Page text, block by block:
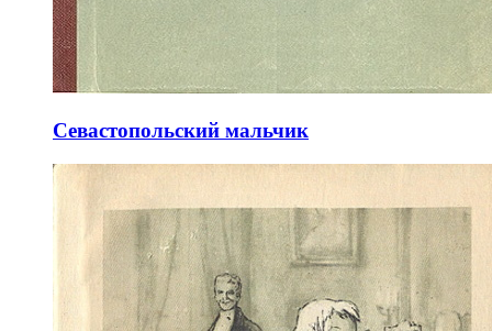
Севастопольский мальчик